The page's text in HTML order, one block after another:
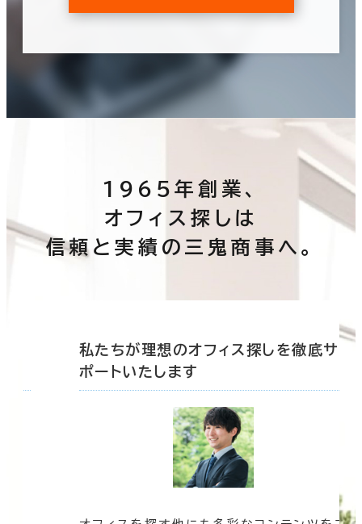
1965年創業、
オフィス探しは
信頼と実績の三鬼商事へ。
私たちが理想のオフィス探しを徹底サ
ポートいたします